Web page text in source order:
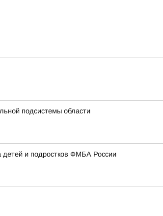
подсистемы области
детей и подростков ФМБА России